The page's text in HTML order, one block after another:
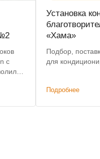
с
Установка
«Хама»
Подбор,
для
Подробнее